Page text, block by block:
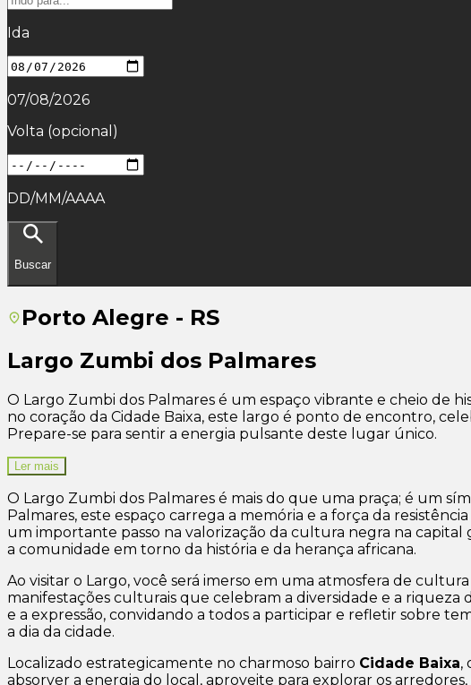
Ida
07/08/2026
Volta (opcional)
DD/MM/AAAA
Buscar
Porto Alegre - RS
Largo Zumbi dos Palmares
O Largo Zumbi dos Palmares é um espaço vibrante e cheio de
no coração da Cidade Baixa, este largo é ponto de encontro,
Prepare-se para sentir a energia pulsante deste lugar único.
Ler mais
O Largo Zumbi dos Palmares é mais do que uma praça; é um
Palmares, este espaço carrega a memória e a força da
um importante passo na valorização da cultura negra na
a comunidade em torno da história e da herança africana.
Ao visitar o Largo, você será imerso em uma atmosfera de
manifestações culturais que celebram a diversidade e a
e a expressão, convidando a todos a participar e refletir sobre
a dia da cidade.
Localizado estrategicamente no charmoso bairro Cidade Baixa,
absorver a energia do local, aproveite para explorar os